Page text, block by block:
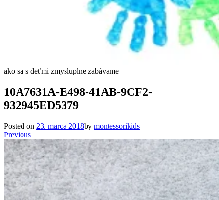
ako sa s deťmi zmysluplne zabávame
10A7631A-E498-41AB-9CF2-
932945ED5379
Posted on 23. marca 2018by montessorikids
Previous